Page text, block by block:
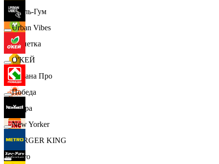
Бубль-Гум
Монетка
Лемана Про
7 утра
BURGER KING
Urban Vibes
О'КЕЙ
Победа
New Yorker
Metro